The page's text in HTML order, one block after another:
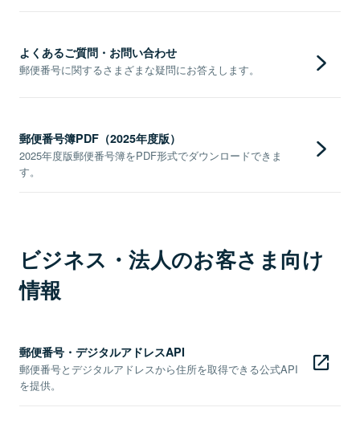
よくあるご質問・お問い合わせ
郵便番号に関するさまざまな疑問にお答えします。
郵便番号簿PDF（2025年度版）
2025年度版郵便番号簿をPDF形式でダウンロードできま
す。
ビジネス・法人のお客さま向け
情報
郵便番号・デジタルアドレスAPI
郵便番号とデジタルアドレスから住所を取得できる公式API
を提供。